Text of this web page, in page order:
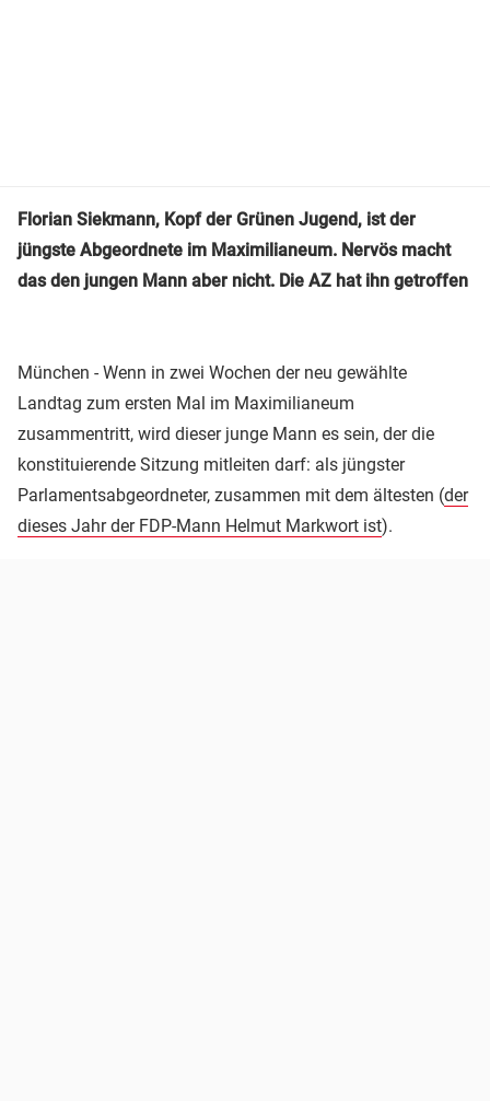
Florian Siekmann, Kopf der Grünen Jugend, ist der
jüngste Abgeordnete im Maximilianeum. Nervös macht
das den jungen Mann aber nicht. Die AZ hat ihn getroffen
München - Wenn in zwei Wochen der neu gewählte
Landtag zum ersten Mal im Maximilianeum
zusammentritt, wird dieser junge Mann es sein, der die
konstituierende Sitzung mitleiten darf: als jüngster
Parlamentsabgeordneter, zusammen mit dem ältesten (der
dieses Jahr der FDP-Mann Helmut Markwort ist).